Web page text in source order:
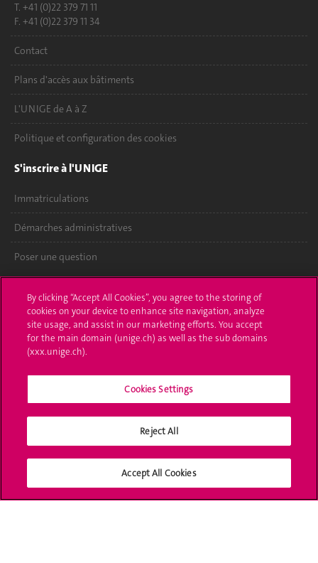
T. +41 (0)22 379 71 11
F. +41 (0)22 379 11 34
Contact
Plans d'accès aux bâtiments
L'UNIGE de A à Z
Politique et configuration des cookies
S'inscrire à l'UNIGE
Immatriculations
Démarches administratives
Poser une question
UNIGE Mobile
Médias
Offres d'emploi
Bibliothèque
Médias sociaux UNIGE
By clicking “Accept All Cookies”, you agree to the storing of
cookies on your device to enhance site navigation, analyze
site usage, and assist in our marketing efforts. You accept
for the main domain (unige.ch) as well as the sub domains
(xxx.unige.ch).
Cookies Settings
Reject All
Accept All Cookies